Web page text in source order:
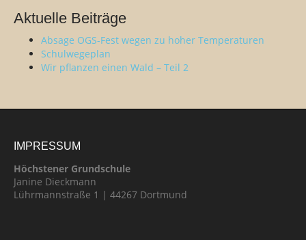
Aktuelle Beiträge
Absage OGS-Fest wegen zu hoher Temperaturen
Schulwegeplan
Wir pflanzen einen Wald – Teil 2
IMPRESSUM
Höchstener Grundschule
Janine Dieckmann
Lührmannstraße 1 | 44267 Dortmund